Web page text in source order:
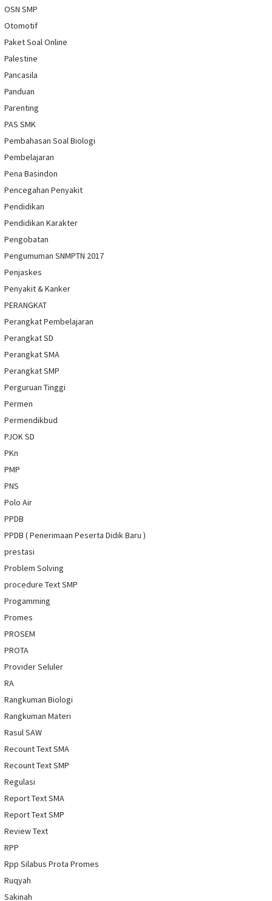
OSN SMP
Otomotif
Paket Soal Online
Palestine
Pancasila
Panduan
Parenting
PAS SMK
Pembahasan Soal Biologi
Pembelajaran
Pena Basindon
Pencegahan Penyakit
Pendidikan
Pendidikan Karakter
Pengobatan
Pengumuman SNMPTN 2017
Penjaskes
Penyakit & Kanker
PERANGKAT
Perangkat Pembelajaran
Perangkat SD
Perangkat SMA
Perangkat SMP
Perguruan Tinggi
Permen
Permendikbud
PJOK SD
PKn
PMP
PNS
Polo Air
PPDB
PPDB ( Penerimaan Peserta Didik Baru )
prestasi
Problem Solving
procedure Text SMP
Progamming
Promes
PROSEM
PROTA
Provider Seluler
RA
Rangkuman Biologi
Rangkuman Materi
Rasul SAW
Recount Text SMA
Recount Text SMP
Regulasi
Report Text SMA
Report Text SMP
Review Text
RPP
Rpp Silabus Prota Promes
Ruqyah
Sakinah